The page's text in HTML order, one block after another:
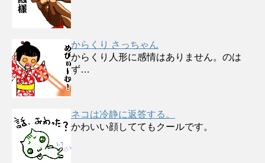
からくり さっちゃん
からくり人形に感情はありません。のは
ず…
ネコは冷静に返答する。
かわいい顔しててもクールです。